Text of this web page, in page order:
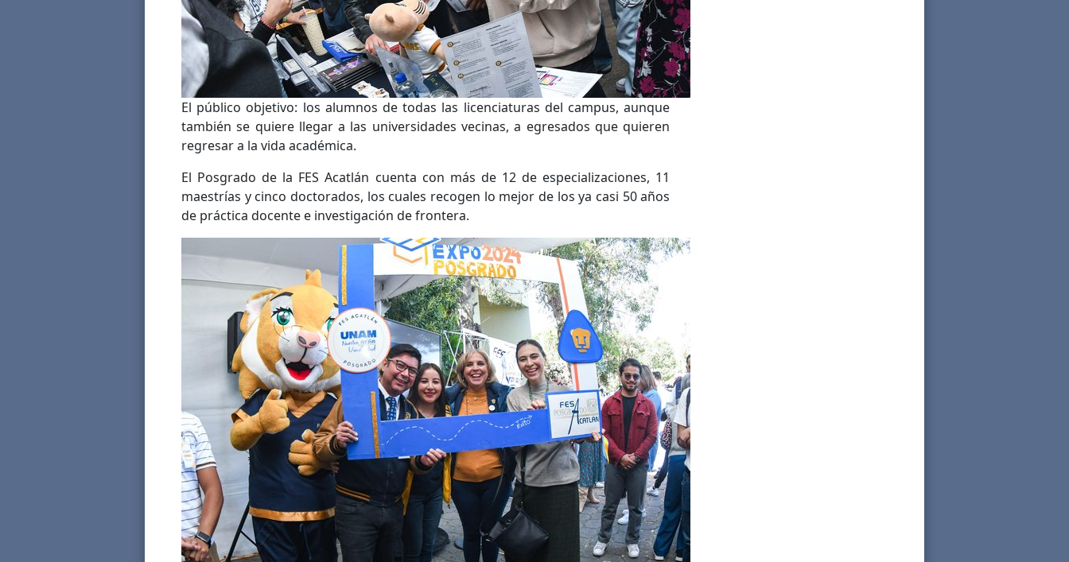
El público objetivo: los alumnos de todas las licenciaturas del campus, aunque
también se quiere llegar a las universidades vecinas, a egresados que quieren
regresar a la vida académica.
El Posgrado de la FES Acatlán cuenta con más de 12 de especializaciones, 11
maestrías y cinco doctorados, los cuales recogen lo mejor de los ya casi 50 años
de práctica docente e investigación de frontera.